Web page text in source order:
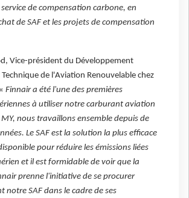
de compensation carbone, en
de SAF et les projets de compensation
Vice-président du Développement
de l'Aviation Renouvelable chez
Finnair a été l'une des premières
à utiliser notre carburant aviation
nous travaillons ensemble depuis de
Le SAF est la solution la plus efficace
pour réduire les émissions liées
et il est formidable de voir que la
prenne l'initiative de se procurer
notre SAF dans le cadre de ses